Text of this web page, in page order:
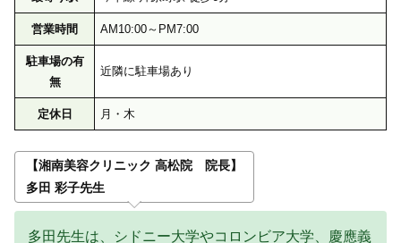
営業時間 AM10:00～PM7:00
駐車場の有
無
近隣に駐車場あり
定休日 月・木
【湘南美容クリニック 高松院 院長】
多田 彩子先生
多田先生は、シドニー大学やコロンビア大学、慶應義